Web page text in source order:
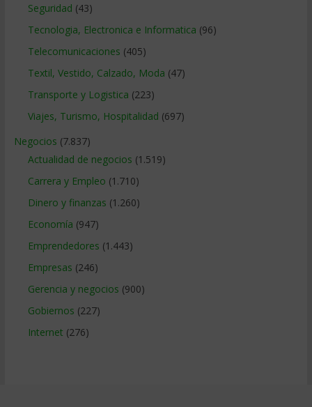
Seguridad (43)
Tecnologia, Electronica e Informatica (96)
Telecomunicaciones (405)
Textil, Vestido, Calzado, Moda (47)
Transporte y Logistica (223)
Viajes, Turismo, Hospitalidad (697)
Negocios (7.837)
Actualidad de negocios (1.519)
Carrera y Empleo (1.710)
Dinero y finanzas (1.260)
Economía (947)
Emprendedores (1.443)
Empresas (246)
Gerencia y negocios (900)
Gobiernos (227)
Internet (276)